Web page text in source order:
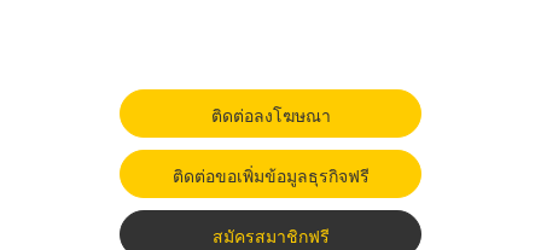
ติดต่อลงโฆษณา
ติดต่อขอเพิ่มข้อมูลธุรกิจฟรี
สมัครสมาชิกฟรี